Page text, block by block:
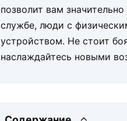
позволит вам
службе, люди с
устройством. Не стоит
наслаждайтесь новыми